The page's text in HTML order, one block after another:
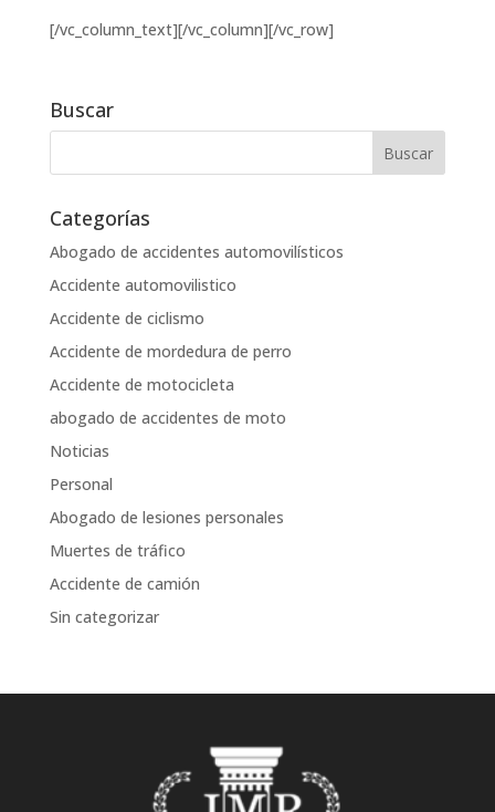
[/vc_column_text][/vc_column][/vc_row]
Buscar
Categorías
Abogado de accidentes automovilísticos
Accidente automovilistico
Accidente de ciclismo
Accidente de mordedura de perro
Accidente de motocicleta
abogado de accidentes de moto
Noticias
Personal
Abogado de lesiones personales
Muertes de tráfico
Accidente de camión
Sin categorizar